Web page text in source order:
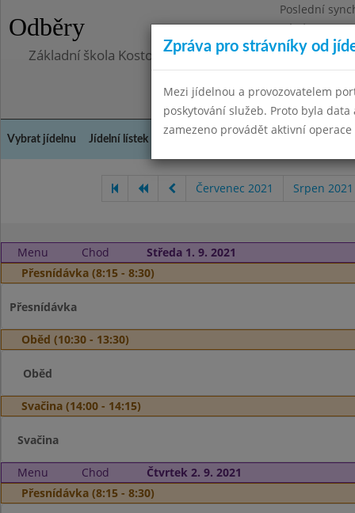
Odběry
Poslední
Pátek
Základní škola Kostomlaty nad Labem, příspěvková
Vybrat jídelnu Jídelní lístek Kontakty a informace
Červenec 2021 Srpen 2021
Menu Chod
Středa 1. 9. 2021
Přesnídávka (8:15 - 8:30)
Přesnídávka
Oběd (10:30 - 13:30)
Oběd
Svačina (14:00 - 14:15)
Svačina
Menu Chod
Čtvrtek 2. 9. 2021
Přesnídávka (8:15 - 8:30)
Zpráva pro strávníky od
Mezi jídelnou a provozovatelem
poskytování služeb. Proto byla
zamezeno provádět aktivní